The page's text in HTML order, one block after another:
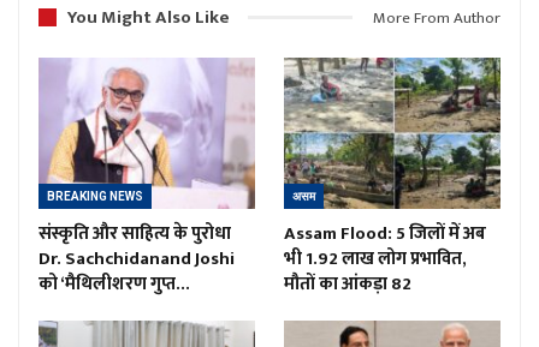
You Might Also Like
More From Author
BREAKING NEWS
संस्कृति और साहित्य के पुरोधा
Dr. Sachchidanand Joshi
को ‘मैथिलीशरण गुप्त…
असम
Assam Flood: 5 जिलों में अब
भी 1.92 लाख लोग प्रभावित,
मौतों का आंकड़ा 82